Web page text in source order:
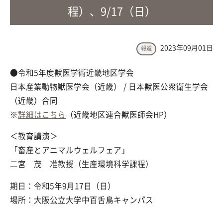
程）、9/17（日）
報道 2023年09月01日
●令和5年度獣医学術近畿地区学会
日本産業動物獣医学会（近畿） / 日本獣医公衆衛生学会
（近畿）合同
※詳細はこちら （近畿地区連合獣医師会HP）
＜教育講演＞
「畜産とアニマルウェルフェア」
二宮 茂 准教授（生産環境科学課程）
期日：令和5年9月17日（日）
場所：大阪公立大学中百舌鳥キャンパス